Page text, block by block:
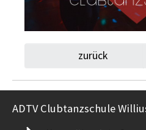
zurück
ADTV Clubtanzschule